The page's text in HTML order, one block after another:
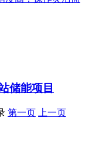
储能项目
第一页
上一页